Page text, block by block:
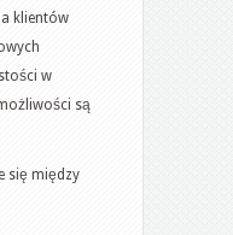
klientów
w
są
się między